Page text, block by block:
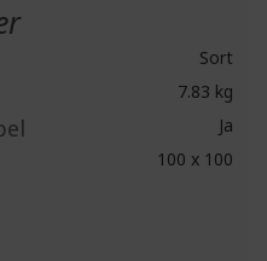
Sort
7.83 kg
Ja
100 x 100